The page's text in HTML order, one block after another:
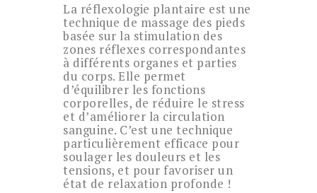
La réflexologie plantaire est une
technique de massage des pieds
basée sur la stimulation des
zones réflexes correspondantes
à différents organes et parties
du corps. Elle permet
d’équilibrer les fonctions
corporelles, de réduire le stress
et d’améliorer la circulation
sanguine. C’est une technique
particulièrement efficace pour
soulager les douleurs et les
tensions, et pour favoriser un
état de relaxation profonde !